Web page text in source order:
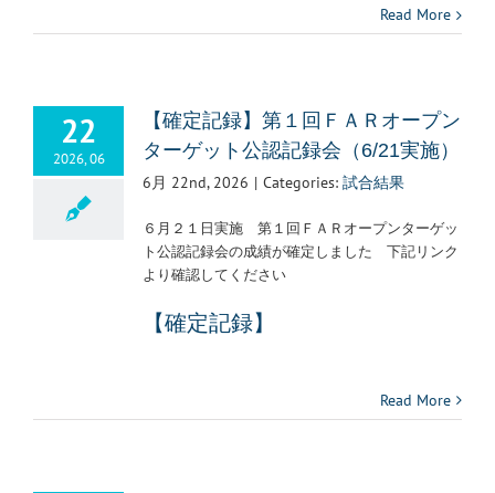
Read More
22
2026, 06
【確定記録】第１回ＦＡＲオープン
ターゲット公認記録会（6/21実施）
6月 22nd, 2026 | Categories: 試合結果
６月２１日実施 第１回ＦＡＲオープンターゲッ
ト公認記録会の成績が確定しました 下記リンク
より確認してください
【確定記録】
Read More